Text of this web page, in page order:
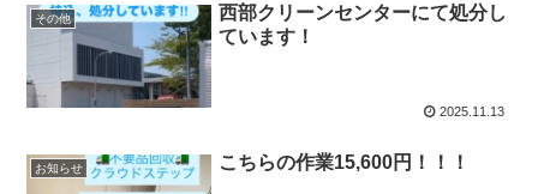
その他
西部クリーンセンターにて処分し
ています！
2025.11.13
お知らせ こちらの作業15,600円！！！